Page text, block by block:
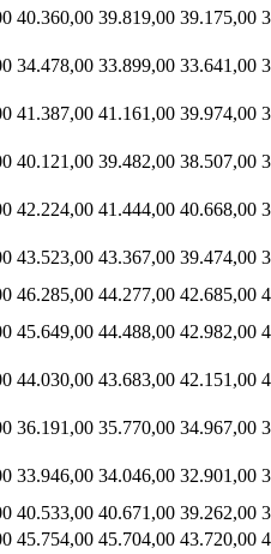
40.360,00 39.819,00 39.175,00
34.478,00 33.899,00 33.641,00
41.387,00 41.161,00 39.974,00
40.121,00 39.482,00 38.507,00
42.224,00 41.444,00 40.668,00
43.523,00 43.367,00 39.474,00
46.285,00 44.277,00 42.685,00
45.649,00 44.488,00 42.982,00
44.030,00 43.683,00 42.151,00
36.191,00 35.770,00 34.967,00
33.946,00 34.046,00 32.901,00
40.533,00 40.671,00 39.262,00
45.754,00 45.704,00 43.720,00